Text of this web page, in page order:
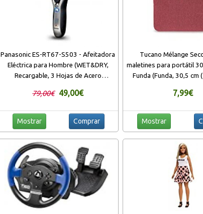
Panasonic ES-RT67-S503 - Afeitadora
Eléctrica para Hombre (WET&DRY,
Recargable, 3 Hojas de Acero
Lavable) Plateado
79,00€ 49,00€
Mostrar Comprar
Tucano Mélange
maletines para portátil
Funda (Funda, 30,5 cm
7,99€
Mostrar